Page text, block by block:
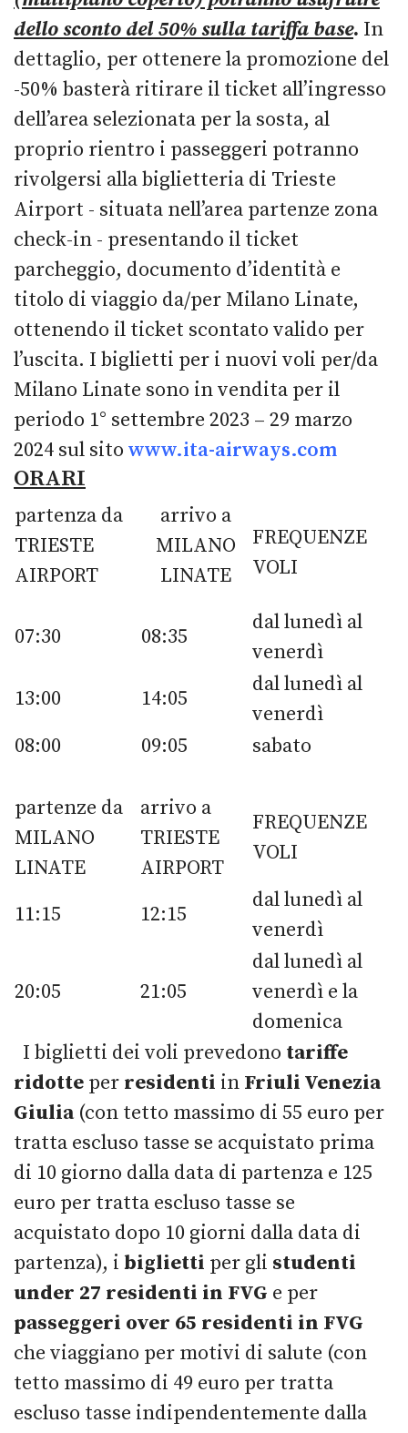
dello sconto del 50% sulla tariffa base. In
dettaglio, per ottenere la promozione del
-50% basterà ritirare il ticket all’ingresso
dell’area selezionata per la sosta, al
proprio rientro i passeggeri potranno
rivolgersi alla biglietteria di Trieste
Airport - situata nell’area partenze zona
check-in - presentando il ticket
parcheggio, documento d’identità e
titolo di viaggio da/per Milano Linate,
ottenendo il ticket scontato valido per
l’uscita. I biglietti per i nuovi voli per/da
Milano Linate sono in vendita per il
periodo 1° settembre 2023 – 29 marzo
2024 sul sito www.ita-airways.com
ORARI
partenza da
TRIESTE
AIRPORT
arrivo a
MILANO
LINATE
FREQUENZE
VOLI
07:30 08:35
dal lunedì al
venerdì
13:00
14:05
dal lunedì al
venerdì
08:00
09:05 sabato
partenze da
MILANO
LINATE
arrivo a
TRIESTE
AIRPORT
FREQUENZE
VOLI
11:15 12:15
dal lunedì al
venerdì
20:05 21:05
dal lunedì al
venerdì e la
domenica
I biglietti dei voli prevedono tariffe
ridotte per residenti in Friuli Venezia
Giulia(con tetto massimo di 55 euro per
tratta escluso tasse se acquistato prima
di 10 giorno dalla data di partenza e 125
euro per tratta escluso tasse se
acquistato dopo 10 giorni dalla data di
partenza), i biglietti per gli studenti
under 27 residenti in FVG e per
passeggeri over 65 residenti in FVG
che viaggiano per motivi di salute (con
tetto massimo di 49 euro per tratta
escluso tasse indipendentemente dalla